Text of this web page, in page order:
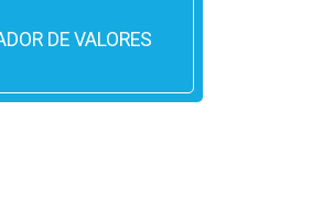
DE VALORES